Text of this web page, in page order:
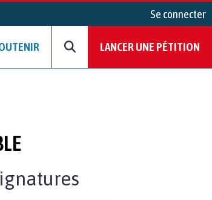
Se connecter
LANCER UNE PÉTITION